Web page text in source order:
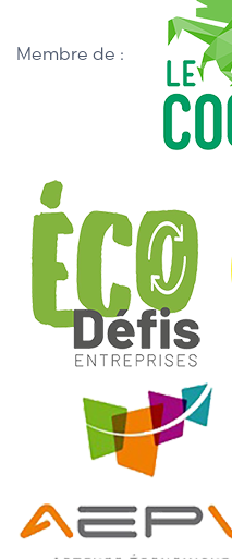
Membre de :